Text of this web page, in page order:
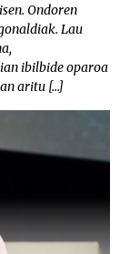
Ondoren
Lau
ibilbide oparoa
aritu […]